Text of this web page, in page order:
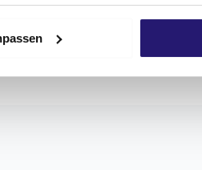
De schroef is
garant voor een
Deeldraad houd in dat